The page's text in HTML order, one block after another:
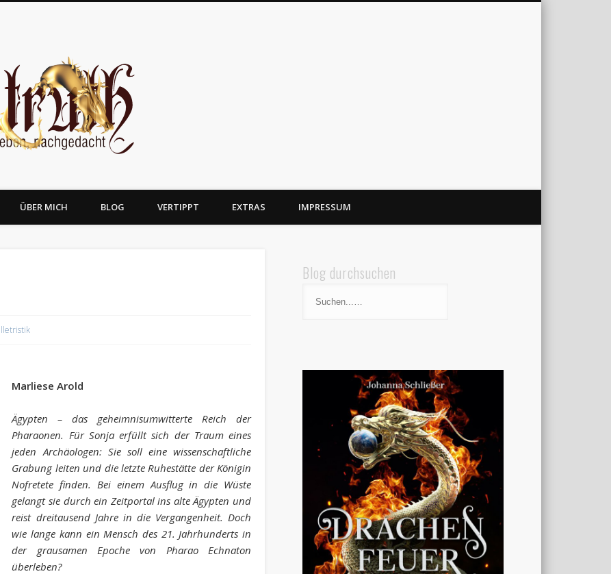
ÜBER MICH BLOG VERTIPPT EXTRAS IMPRESSUM
Marliese Arold
Ägypten – das geheimnisumwitterte Reich der
Pharaonen. Für Sonja erfüllt sich der Traum eines
jeden Archäologen: Sie soll eine wissenschaftliche
Grabung leiten und die letzte Ruhestätte der Königin
Nofretete finden. Bei einem Ausflug in die Wüste
gelangt sie durch ein Zeitportal ins alte Ägypten und
reist dreitausend Jahre in die Vergangenheit. Doch
wie lange kann ein Mensch des 21. Jahrhunderts in
der grausamen Epoche von Pharao Echnaton
überleben?
Blog durchsuchen